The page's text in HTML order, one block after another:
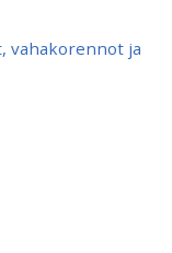
vahakorennot ja